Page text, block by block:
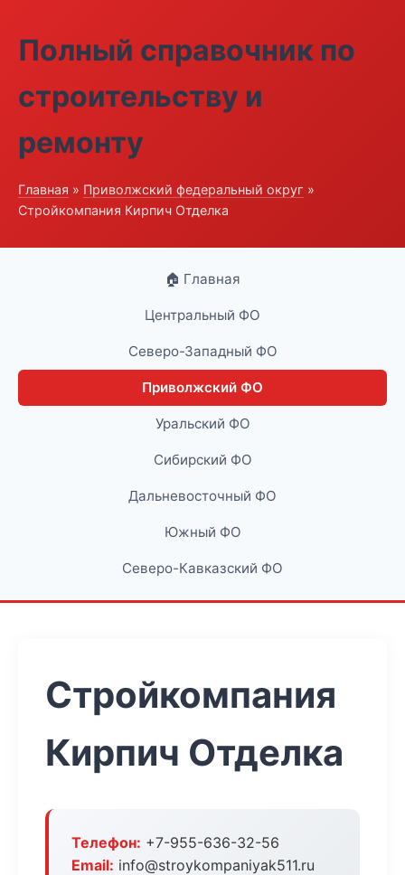
Полный справочник по
строительству и
ремонту
Главная » Приволжский федеральный округ »
Стройкомпания Кирпич Отделка
🏠 Главная
Центральный ФО
Северо-Западный ФО
Приволжский ФО
Уральский ФО
Сибирский ФО
Дальневосточный ФО
Южный ФО
Северо-Кавказский ФО
Стройкомпания
Кирпич Отделка
Телефон: +7-955-636-32-56
Email: info@stroykompaniyak511.ru